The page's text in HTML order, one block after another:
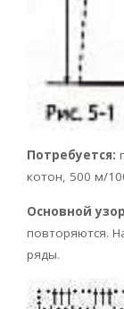
Потребуется:
котон, 500 м/
Основной
повторяются.
ряды.